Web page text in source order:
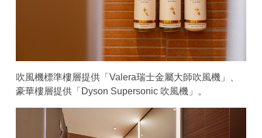
吹風機標準樓層提供「Valera瑞士金屬大師吹風機」、
豪華樓層提供「Dyson Supersonic 吹風機」。